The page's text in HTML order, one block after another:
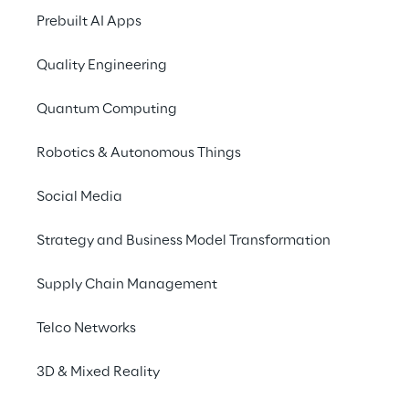
Prebuilt AI Apps
Quality Engineering
Quantum Computing
Robotics & Autonomous Things
Social Media
Strategy and Business Model Transformation
Supply Chain Management
Telco Networks
3D & Mixed Reality
redes existentes
tecnologias 5G em um futuro próximo, é
hoje. Na verdade, nem todos os recursos
introduzidos pelo 5G estarão disponíveis
disponibilizarão em momentos diferentes.
Encontrando o seu
5G